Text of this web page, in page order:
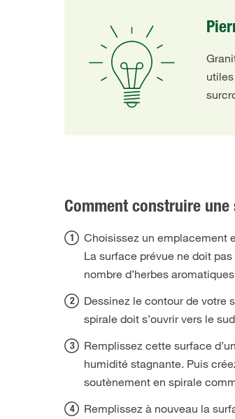
Comment construire
Choisissez un emplacement
La surface prévue ne doit
nombre d’herbes
Dessinez le contour de votre
spirale doit s’ouvrir vers le
Remplissez cette surface
humidité stagnante. Puis
soutènement en spirale
Remplissez à nouveau la